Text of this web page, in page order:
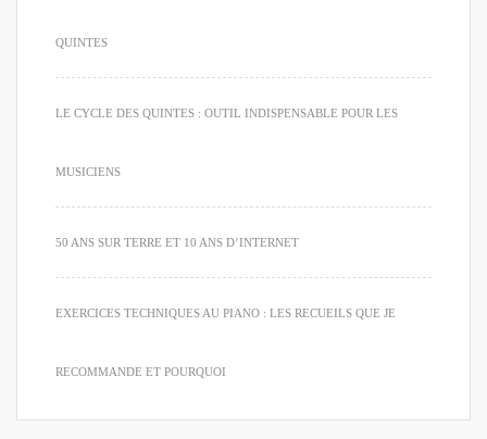
QUINTES
LE CYCLE DES QUINTES : OUTIL INDISPENSABLE POUR LES
MUSICIENS
50 ANS SUR TERRE ET 10 ANS D’INTERNET
EXERCICES TECHNIQUES AU PIANO : LES RECUEILS QUE JE
RECOMMANDE ET POURQUOI